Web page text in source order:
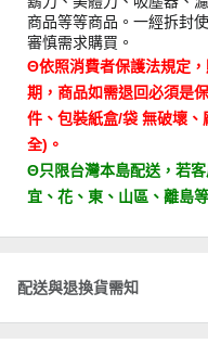
商品等等商品。一經拆封
審慎需求購買。
Θ依照消費者保護法規定
期，商品如需退回必須是
件、包裝紙盒/袋 無破壞
全)。
Θ只限台灣本島配送，若
宜、花、東、山區、離島
配送與退換貨需知